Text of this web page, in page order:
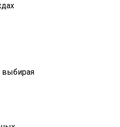
выбирая